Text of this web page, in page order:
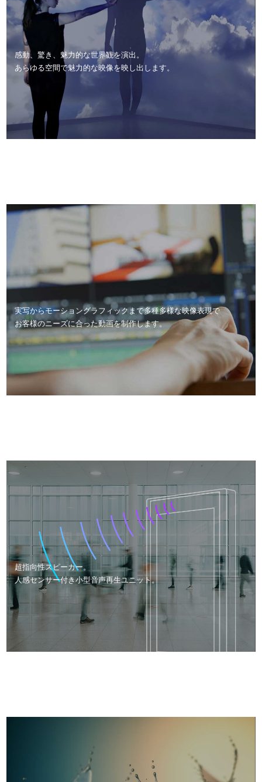
3D-SCAN SERVICE
PROJECTION MAPPING
感動、驚き、魅力的な世界観を演出。
あらゆる空間で魅力的な映像を映し出します。
実写からモーショングラフィックまで多種多様な映像表現で
お客様のニーズに合った動画を制作します。
超指向性スピーカー。
人感センサー付き小型音声再生ユニット。